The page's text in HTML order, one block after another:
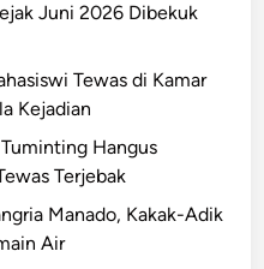
Juni 2026 Dibekuk
Tewas di Kamar
Kejadian
Hangus
Terjebak
Manado, Kakak-Adik
Air